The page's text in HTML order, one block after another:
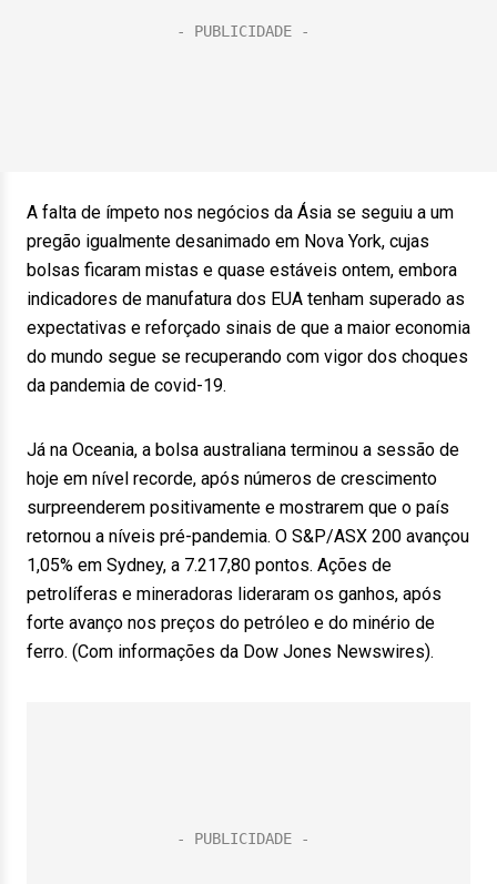
A falta de ímpeto nos negócios da Ásia se seguiu a um
pregão igualmente desanimado em Nova York, cujas
bolsas ficaram mistas e quase estáveis ontem, embora
indicadores de manufatura dos EUA tenham superado as
expectativas e reforçado sinais de que a maior economia
do mundo segue se recuperando com vigor dos choques
da pandemia de covid-19.
Já na Oceania, a bolsa australiana terminou a sessão de
hoje em nível recorde, após números de crescimento
surpreenderem positivamente e mostrarem que o país
retornou a níveis pré-pandemia. O S&P/ASX 200 avançou
1,05% em Sydney, a 7.217,80 pontos. Ações de
petrolíferas e mineradoras lideraram os ganhos, após
forte avanço nos preços do petróleo e do minério de
ferro. (Com informações da Dow Jones Newswires).